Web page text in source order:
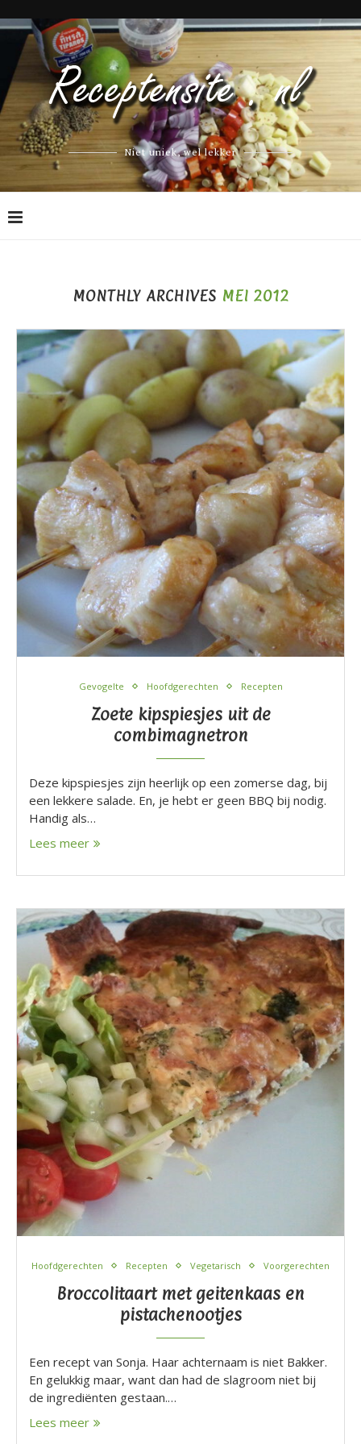
Niet uniek, wel lekker
MONTHLY ARCHIVES MEI 2012
Gevogelte Hoofdgerechten Recepten
Zoete kipspiesjes uit de
combimagnetron
Deze kipspiesjes zijn heerlijk op een zomerse dag, bij
een lekkere salade. En, je hebt er geen BBQ bij nodig.
Handig als…
Lees meer
Hoofdgerechten Recepten Vegetarisch Voorgerechten
Broccolitaart met geitenkaas en
pistachenootjes
Een recept van Sonja. Haar achternaam is niet Bakker.
En gelukkig maar, want dan had de slagroom niet bij
de ingrediënten gestaan.…
Lees meer